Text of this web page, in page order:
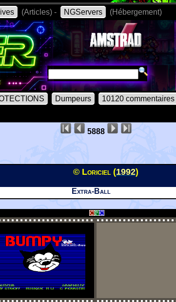
(Articles) - NGServers (Hébergement)
Dumpeurs 10120 commentaires
5888
© Loriciel (1992)
Extra-Ball